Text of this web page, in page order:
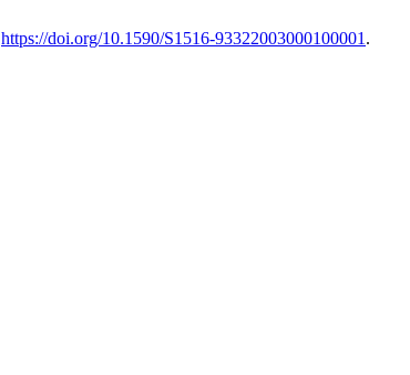
https://doi.org/10.1590/S1516-93322003000100001 .